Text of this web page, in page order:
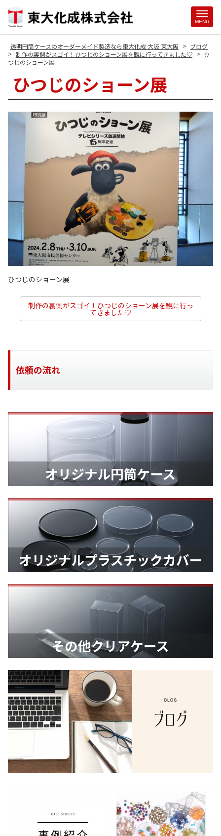
MENU
透明円筒ケースのオーダーメイド製造なら東大化成 大阪 東大阪 > ブログ
> 制作の裏側がスゴイ！ひつじのショーン展を観に行ってきました♡ > ひ
つじのショーン展
ひつじのショーン展
ひつじのショーン展
制作の裏側がスゴイ！ひつじのショーン展を観に行っ
てきました♡
依頼の流れ
Site
Footer